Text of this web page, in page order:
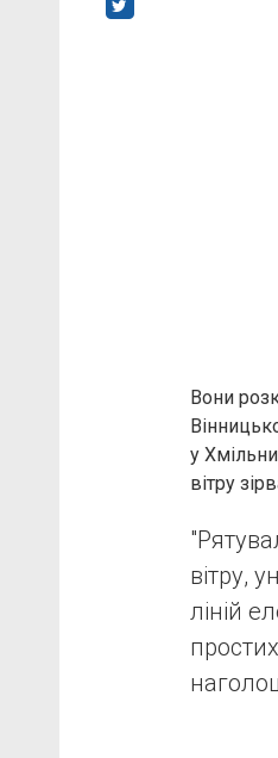
Вони
у
вітру
вітру,
ліній